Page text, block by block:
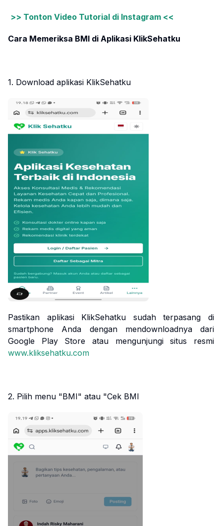
>> Tonton Video Tutorial di Instagram <<
Cara Memeriksa BMI di Aplikasi KlikSehatku
1. Download aplikasi KlikSehatku
Pastikan aplikasi KlikSehatku sudah terpasang di
smartphone Anda dengan mendownloadnya dari
Google Play Store atau mengunjungi situs resmi
www.kliksehatku.com
2. Pilih menu "BMI" atau "Cek BMI